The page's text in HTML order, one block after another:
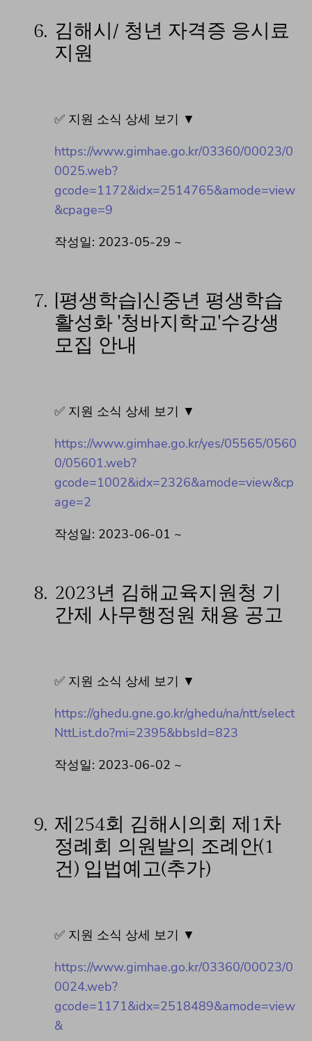
6. 김해시/ 청년 자격증 응시료
지원
✅ 지원 소식 상세 보기 ▼
https://www.gimhae.go.kr/03360/00023/0
0025.web?
gcode=1172&idx=2514765&amode=view
&cpage=9
작성일: 2023-05-29 ~
7. [평생학습]신중년 평생학습
활성화 '청바지학교'수강생
모집 안내
✅ 지원 소식 상세 보기 ▼
https://www.gimhae.go.kr/yes/05565/0560
0/05601.web?
gcode=1002&idx=2326&amode=view&cp
age=2
작성일: 2023-06-01 ~
8. 2023년 김해교육지원청 기
간제 사무행정원 채용 공고
✅ 지원 소식 상세 보기 ▼
https://ghedu.gne.go.kr/ghedu/na/ntt/select
NttList.do?mi=2395&bbsId=823
작성일: 2023-06-02 ~
9. 제254회 김해시의회 제1차
정례회 의원발의 조례안(1
건) 입법예고(추가)
✅ 지원 소식 상세 보기 ▼
https://www.gimhae.go.kr/03360/00023/0
0024.web?
gcode=1171&idx=2518489&amode=view
&